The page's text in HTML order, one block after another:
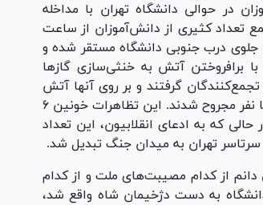
۱۳۵۷ تظاهرات دانش‌آموزان در حوالی دانشگاه تهران با مداخله
تعداد کثیری از دانش‌آموزان از ساعت
حدود ساعت ۱۲ ظهر نیروهای ارتش جلوی درب جنوبی دانشگاه مستقر شده و
برافروختن آتش به خنثی‌سازی گاز‌ها
گرفتند و بر روی آنها آتش
گشودند. تعداد زیادی از دانش‌آموزان در خاک و خون غلطیدند و صد‌ها نفر مجروح شدند. این تظاهرات خونین ۶
شهدا را ۱۰ نفر اعلام کردند در حالی که به ادعای انقلابیون، این تعداد
دانم از کدام مصیبت‌های ملت و از کدام
به دست دژخیمان شاه واقع شد،